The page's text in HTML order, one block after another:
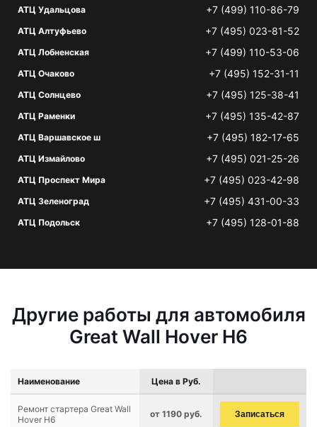
АТЦ Удальцова +7 (499) 110-86-79
АТЦ Алтуфьево +7 (495) 023-81-52
АТЦ Лобненская +7 (499) 110-53-06
АТЦ Очаково +7 (495) 152-31-11
АТЦ Солнцево +7 (495) 125-38-41
АТЦ Раменки +7 (495) 135-42-87
АТЦ Варшавское ш +7 (495) 182-17-65
АТЦ Измайлово +7 (495) 021-25-26
АТЦ Проспект Мира +7 (495) 023-42-98
АТЦ Зеленоград +7 (495) 431-00-33
АТЦ Подольск +7 (495) 128-01-88
Другие работы для автомобиля
Great Wall Hover H6
Наименование Цена в Руб.
Ремонт стартера Great Wall
Hover H6
от 1190 руб. Записаться